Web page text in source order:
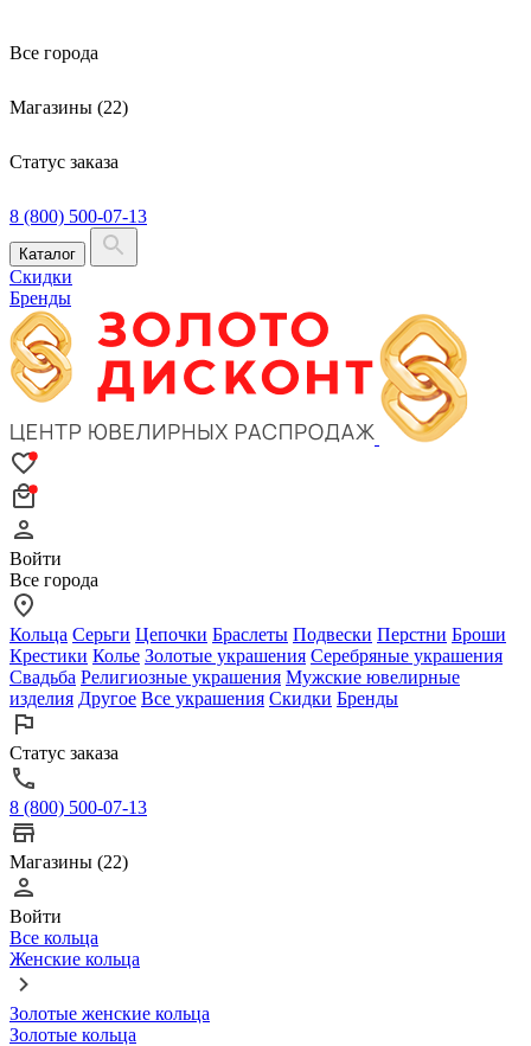
Все города
Магазины (22)
Статус заказа
8 (800) 500-07-13
Каталог
Скидки
Бренды
Войти
Все города
Кольца Серьги Цепочки Браслеты Подвески Перстни Броши
Крестики Колье Золотые украшения Серебряные украшения
Свадьба Религиозные украшения Мужские ювелирные
изделия Другое Все украшения Скидки Бренды
Статус заказа
8 (800) 500-07-13
Магазины (22)
Войти
Все кольца
Женские кольца
Золотые женские кольца
Золотые кольца